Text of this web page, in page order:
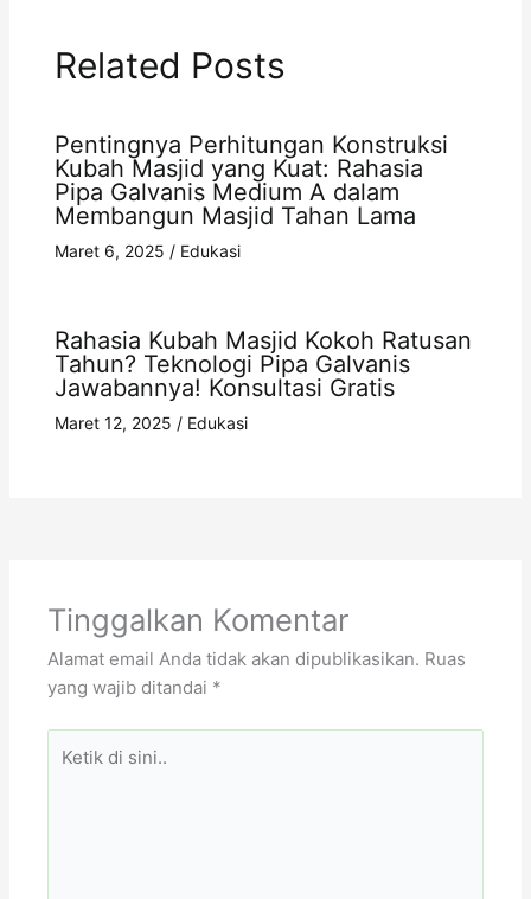
Related Posts
Pentingnya Perhitungan Konstruksi
Kubah Masjid yang Kuat: Rahasia
Pipa Galvanis Medium A dalam
Membangun Masjid Tahan Lama
Maret 6, 2025 / Edukasi
Rahasia Kubah Masjid Kokoh Ratusan
Tahun? Teknologi Pipa Galvanis
Jawabannya! Konsultasi Gratis
Maret 12, 2025 / Edukasi
Tinggalkan Komentar
Alamat email Anda tidak akan dipublikasikan. Ruas
yang wajib ditandai *